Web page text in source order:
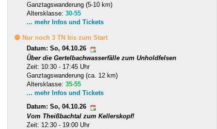
Ganztagswanderung (5-10 km)
Altersklasse: 30-55
... mehr Infos und Tickets
🟡 Nur noch 3 TN bis zum Start
Datum: So, 04.10.26
Über die Gertelbachwasserfälle zum Unholdfelsen
Zeit: 10:30 - 17:45 Uhr
Ganztagswanderung (ca. 12 km)
Altersklasse: 35-55
... mehr Infos und Tickets
Datum: So, 04.10.26
Vom Theißbachtal zum Kellerskopf!
Zeit: 12:30 - 19:00 Uhr